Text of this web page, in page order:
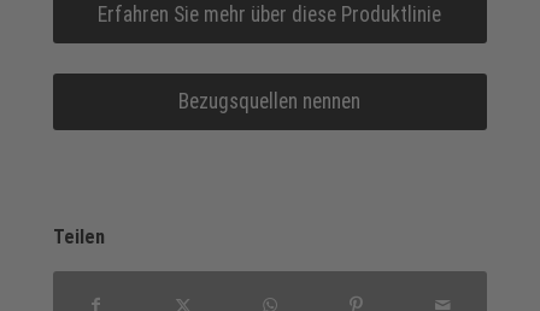
Erfahren Sie mehr über diese Produktlinie
Bezugsquellen nennen
Teilen